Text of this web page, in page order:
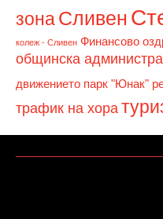
зонаСливен
колеж - Сливен Финансово
общинска
движението парк "Юнак"
трафик на хора